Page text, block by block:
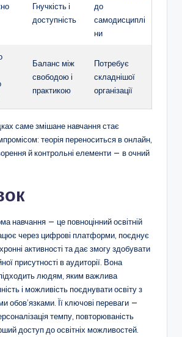
Гнучкість і
доступність
до
самодисциплі
ни
Баланс між
свободою і
практикою
Потребує
складнішої
організації
саме змішане навчання стає
теорія переноситься в онлайн,
й контрольні елементи — в очний
навчання — це повноцінний освітній
через цифрові платформи, поєднує
активності та дає змогу здобувати
присутності в аудиторії. Вона
людям, яким важлива
і можливість поєднувати освіту з
обов’язками. Її ключові переваги —
темпу, повторюваність
доступ до освітніх можливостей.